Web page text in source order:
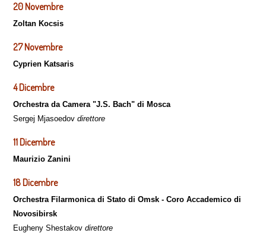
20 Novembre
Zoltan Kocsis
27 Novembre
Cyprien Katsaris
4 Dicembre
Orchestra da Camera "J.S. Bach" di Mosca
Sergej Mjasoedovdirettore
11 Dicembre
Maurizio Zanini
18 Dicembre
Orchestra Filarmonica di Stato di Omsk - Coro Accademico di
Novosibirsk
Eugheny Shestakovdirettore